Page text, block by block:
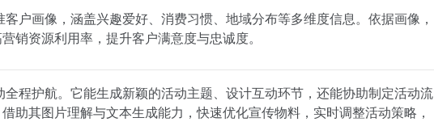
户画像，涵盖兴趣爱好、消费习惯、地域分布等多维度信息。依据画像，
销资源利用率，提升客户满意度与忠诚度。
程护航。它能生成新颖的活动主题、设计互动环节，还能协助制定活动流
助其图片理解与文本生成能力，快速优化宣传物料，实时调整活动策略，